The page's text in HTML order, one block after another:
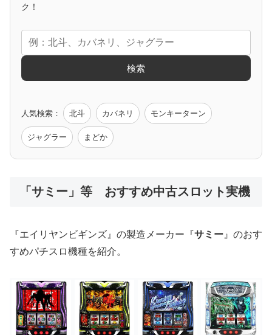
アニメタイアップ
エヴァ コードギアス 化物語 炎炎ノ消防隊
モンハン バイオ ペルソナ
ク！
検索
人気検索： 北斗 カバネリ モンキーターン
ジャグラー まどか
「サミー」等 おすすめ中古スロット実機
『エイリヤンビギンズ』の製造メーカー『サミー 』のおす
すめパチスロ機種を紹介。